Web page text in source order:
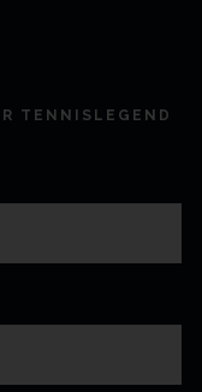
TENNISLEGEND